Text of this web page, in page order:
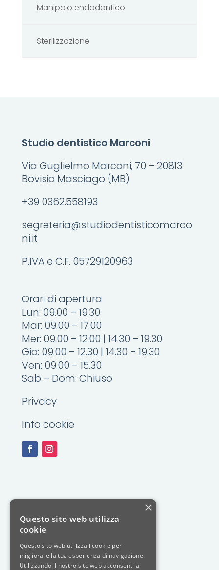
Manipolo endodontico
Sterilizzazione
Studio dentistico Marconi
Via Guglielmo Marconi, 70 – 20813
Bovisio Masciago (MB)
+39 0362.558193
segreteria@studiodentisticomarco
ni.it
P.IVA e C.F. 05729120963
Orari di apertura
Lun: 09.00 – 19.30
Mar: 09.00 – 17.00
Mer: 09.00 – 12.00 | 14.30 – 19.30
Gio: 09.00 – 12.30 | 14.30 – 19.30
Ven: 09.00 – 15.30
Sab – Dom: Chiuso
Privacy
Info cookie
×
Questo sito web utilizza
cookie
Questo sito web utilizza i cookie per
migliorare la tua esperienza di navigazione.
Utilizzando il nostro sito web acconsenti a